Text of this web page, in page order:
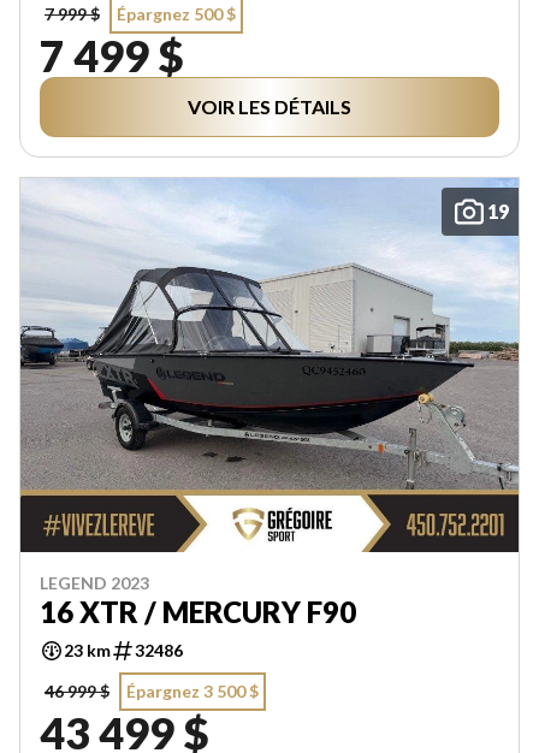
7 999 $ Épargnez 500 $
7 499 $
VOIR LES DÉTAILS
19
LEGEND 2023
16 XTR / MERCURY F90
23 km
32486
46 999 $
Épargnez 3 500 $
43 499 $